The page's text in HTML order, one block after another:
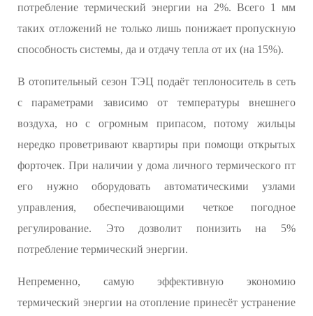
потребление термический энергии на 2%. Всего 1 мм
таких отложений не только лишь понижает пропускную
способность системы, да и отдачу тепла от их (на 15%).
В отопительный сезон ТЭЦ подаёт теплоноситель в сеть
с параметрами зависимо от температуры внешнего
воздуха, но с огромным припасом, потому жильцы
нередко проветривают квартиры при помощи открытых
форточек. При наличии у дома личного термического пт
его нужно оборудовать автоматическими узлами
управления, обеспечивающими четкое погодное
регулирование. Это дозволит понизить на 5%
потребление термический энергии.
Непременно, самую эффективную экономию
термический энергии на отопление принесёт устранение